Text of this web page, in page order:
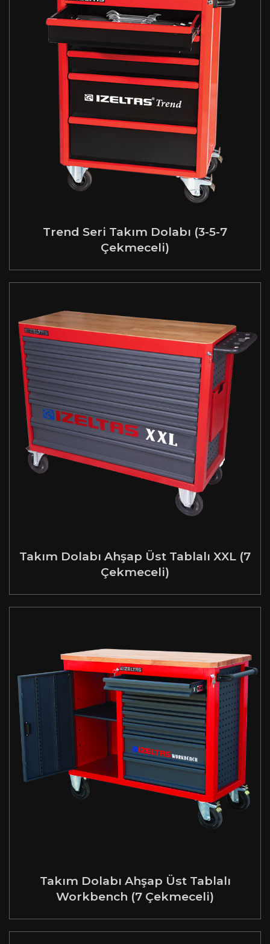
Trend Seri Takım Dolabı (3-5-7
Çekmeceli)
Takım Dolabı Ahşap Üst Tablalı XXL (7
Çekmeceli)
Takım Dolabı Ahşap Üst Tablalı
Workbench (7 Çekmeceli)